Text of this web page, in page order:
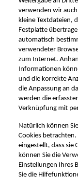
verwenden wir auch
kleine Textdateien,
Festplatte
automatisch
verwendeter
zum Internet.
Informationen
und die korrekte
die Anpassung an
werden die
Verknüpfung mit
Natürlich können
Cookies
eingestellt, dass sie
können Sie die
Einstellungen Ihres
Sie die